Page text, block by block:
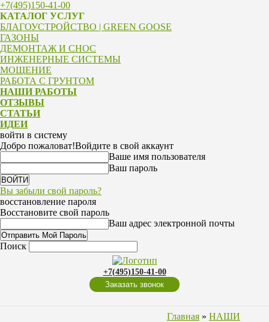
+7(495)150-41-00
КАТАЛОГ УСЛУГ
БЛАГОУСТРОЙСТВО | GREEN GOOSE
ГАЗОНЫ
ДЕМОНТАЖ И СНОС
ИНЖЕНЕРНЫЕ СИСТЕМЫ
МОЩЕНИЕ
РАБОТА С ГРУНТОМ
НАШИ РАБОТЫ
ОТЗЫВЫ
СТАТЬИ
ИДЕИ
войти в систему
Добро пожаловат!Войдите в свой аккаунт
Ваше имя пользователя
Ваш пароль
Вы забыли свой пароль?
восстановление пароля
Восстановите свой пароль
Ваш адрес электронной почты
Поиск
+7(495)150-41-00
Заказать звонок
Главная » НАШИ